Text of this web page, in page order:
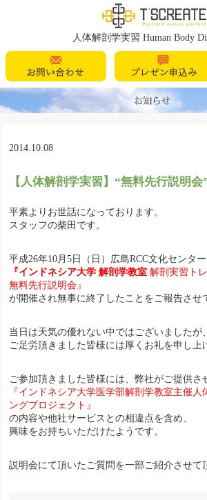
T's Create
人体解剖学実習 Human Body
お問い合わせ
プレゼン申込
み
2014.10.08
【人体解剖学実習】“無料先行説明
平素よりお世話になっております。
スタッフの柴田です。
平成26年10月5日（日）広島RCC文化センタ
『インドネシア大学 解剖学教室 解剖実習ト
無料先行説明会』
が開催され無事に終了したことをご報告させ
当日は天気の優れない中ではございましたが、
ご足労頂きました皆様には厚くお礼を申し上
ご参加頂きました皆様には、弊社がご提供さ
『インドネシア大学医学部解剖学教室主催
ングプロジェクト』
の内容や他社サービスとの相違点を含め、
興味をお持ちいただけたようです。
説明会にて頂いたご質問を一部ご紹介させて